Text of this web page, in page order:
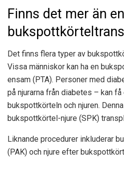
Finns det mer än
Det finns flera typer av
Vissa människor kan ha en
ensam (PTA). Personer med
på njurarna från diabetes – kan få
bukspottkörteln och njuren.
bukspottkörtel-njure (SPK)
Liknande procedurer inkluderar
(PAK) och njure efter